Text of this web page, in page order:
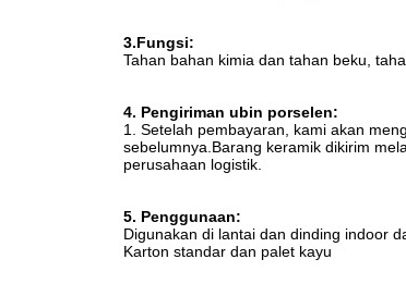
3.Fungsi:
Tahan bahan kimia dan tahan beku,
4. Pengiriman ubin porselen:
1. Setelah pembayaran, kami akan
sebelumnya.Barang keramik dikirim
perusahaan logistik.
5. Penggunaan:
Digunakan di lantai dan dinding indoor
Karton standar dan palet kayu